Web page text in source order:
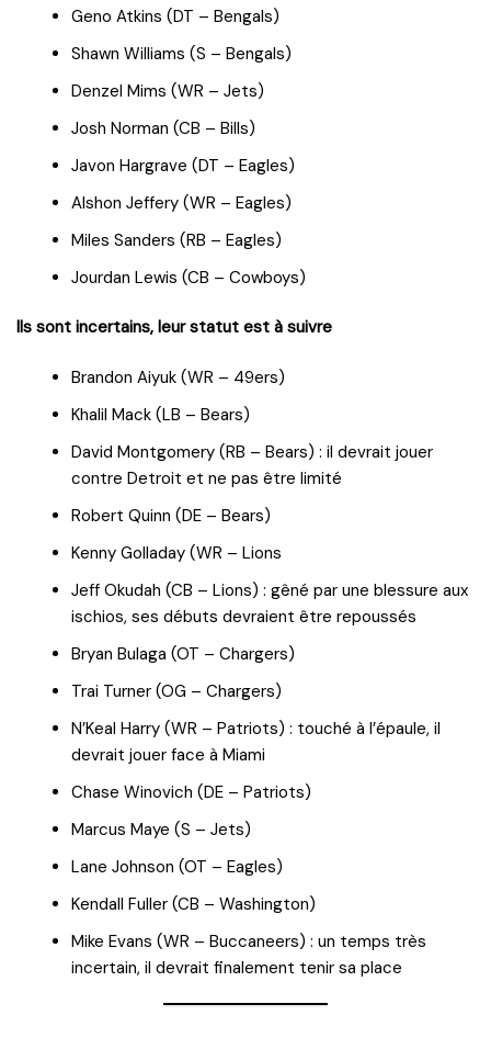
Geno Atkins (DT – Bengals)
Shawn Williams (S – Bengals)
Denzel Mims (WR – Jets)
Josh Norman (CB – Bills)
Javon Hargrave (DT – Eagles)
Alshon Jeffery (WR – Eagles)
Miles Sanders (RB – Eagles)
Jourdan Lewis (CB – Cowboys)
Ils sont incertains, leur statut est à suivre
Brandon Aiyuk (WR – 49ers)
Khalil Mack (LB – Bears)
David Montgomery (RB – Bears) : il devrait jouer
contre Detroit et ne pas être limité
Robert Quinn (DE – Bears)
Kenny Golladay (WR – Lions
Jeff Okudah (CB – Lions) : gêné par une blessure aux
ischios, ses débuts devraient être repoussés
Bryan Bulaga (OT – Chargers)
Trai Turner (OG – Chargers)
N’Keal Harry (WR – Patriots) : touché à l’épaule, il
devrait jouer face à Miami
Chase Winovich (DE – Patriots)
Marcus Maye (S – Jets)
Lane Johnson (OT – Eagles)
Kendall Fuller (CB – Washington)
Mike Evans (WR – Buccaneers) : un temps très
incertain, il devrait finalement tenir sa place